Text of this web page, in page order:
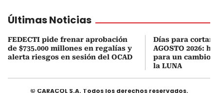
Últimas Noticias
FEDECTI pide frenar aprobación
de $735.000 millones en regalías y
alerta riesgos en sesión del OCAD
Días para
AGOSTO 2026:
para un cambio
la LUNA
© CARACOL S.A. Todos los derechos reservados.